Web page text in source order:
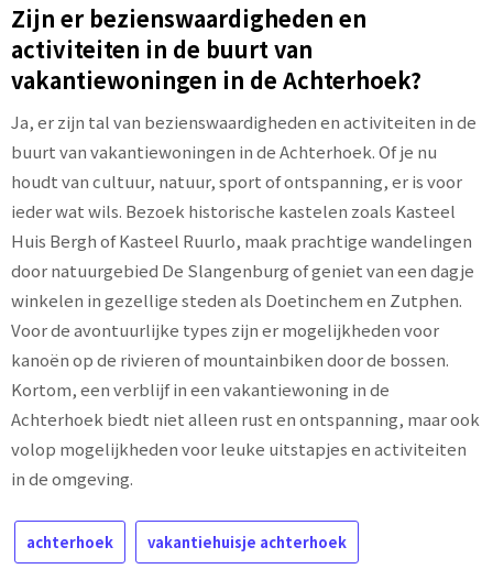
Zijn er bezienswaardigheden en
activiteiten in de buurt van
vakantiewoningen in de Achterhoek?
Ja, er zijn tal van bezienswaardigheden en activiteiten in de
buurt van vakantiewoningen in de Achterhoek. Of je nu
houdt van cultuur, natuur, sport of ontspanning, er is voor
ieder wat wils. Bezoek historische kastelen zoals Kasteel
Huis Bergh of Kasteel Ruurlo, maak prachtige wandelingen
door natuurgebied De Slangenburg of geniet van een dagje
winkelen in gezellige steden als Doetinchem en Zutphen.
Voor de avontuurlijke types zijn er mogelijkheden voor
kanoën op de rivieren of mountainbiken door de bossen.
Kortom, een verblijf in een vakantiewoning in de
Achterhoek biedt niet alleen rust en ontspanning, maar ook
volop mogelijkheden voor leuke uitstapjes en activiteiten
in de omgeving.
achterhoek vakantiehuisje achterhoek